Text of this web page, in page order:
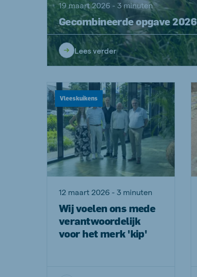
19 maart 2026 - 3 minuten
Gecombineerde opgave 2026
Lees verder
Vleeskuikens
12 maart 2026 - 3 minuten
Wij voelen ons mede
verantwoordelijk
voor het merk 'kip'